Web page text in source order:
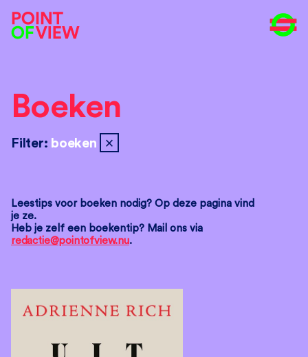
Boeken
Filter: boeken close
Leestips voor boeken nodig? Op deze pagina vind
je ze.
Heb je zelf een boekentip? Mail ons via
redactie@pointofview.nu.